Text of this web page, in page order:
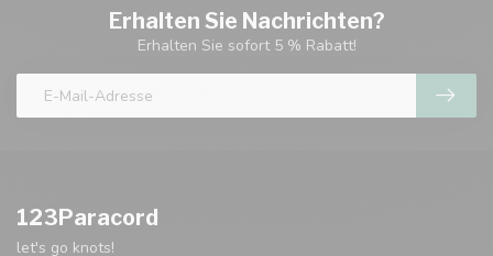
Erhalten Sie Nachrichten?
Erhalten Sie sofort 5 % Rabatt!
123Paracord
let's go knots!